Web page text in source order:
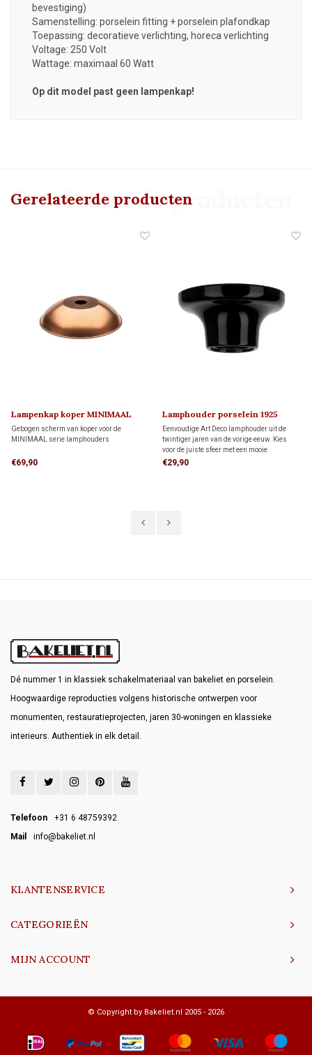
bevestiging)
Samenstelling: porselein fitting + porselein plafondkap
Toepassing: decoratieve verlichting, horeca verlichting
Voltage: 250 Volt
Wattage: maximaal 60 Watt
Op dit model past geen lampenkap!
Gerelateerde producten
Gerelateerde producten
Lampenkap koper MINIMAAL
Gebogen scherm van koper voor de
MINIMAAL serie lamphouders
€69,90
Lamphouder porselein 1925
Eenvoudige Art Deco lamphouder uit de
twintiger jaren van de vorige eeuw. Kies
voor de juiste sfeer met een mooie
bijpassende LED kooldraadlamp.
€29,90
Dé nummer 1 in klassiek schakelmateriaal van bakeliet en porselein.
Hoogwaardige reproducties volgens historische ontwerpen voor
monumenten, restauratieprojecten, jaren 30-woningen en klassieke
interieurs. Authentiek in elk detail.
Telefoon
+31 6 48759392
Mail
info@bakeliet.nl
KLANTENSERVICE
CATEGORIEËN
MIJN ACCOUNT
© Copyright by Bakeliet.nl 2005 - 2026